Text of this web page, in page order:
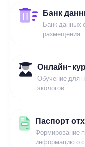
Банк
Банк данных
размещения
Онлайн-
Обучение для
экологов
Паспорт
Формирование
информацию о